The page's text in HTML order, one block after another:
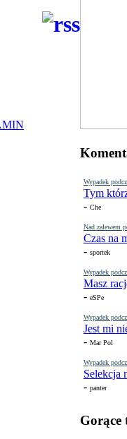
Wypadek
Tym
- Che
Nad zalewem
Czas na
- sportek
Wypadek
Masz
- eSPe
Wypadek
Jest mi
- Mar Pol
Wypadek
Selekcja
- panter
Gorące